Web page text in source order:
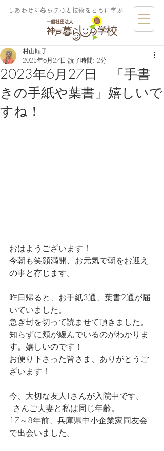
しあわせに暮らす​心と技術をともに学ぶ
2023年6月27日 「手書
きの手紙や葉書」嬉しいで
すね！
村山順子
2023年6月27日 読了時間: 2分
おはようございます！
今朝も笑顔満開、お元気で朝をお迎え
の事と存じます。
昨日帰ると、お手紙3通、葉書2通が届
いていました。
急ぎ封を切って読ませて頂きました。
知らずに頬が緩んでいるのがわかりま
す。嬉しいのです！
お便り下さった皆さま、ありがとうご
ざいます！
今、大切な友人Tさんが入院中です。
Tさんご夫妻と私は同じ年齢。
17～8年前、兵庫県中小企業家同友会
で出会いました。